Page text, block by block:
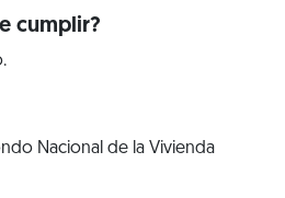
cumplir?
Nacional de la Vivienda